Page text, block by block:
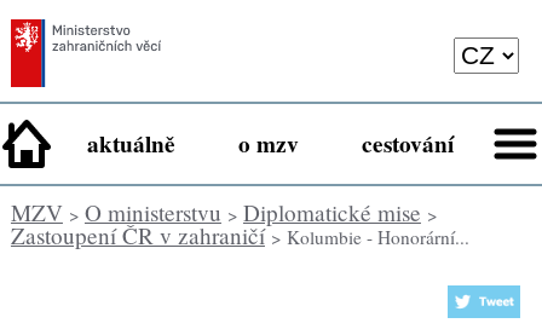
aktuálně o mzv cestování
MZV> O ministerstvu > Diplomatické mise >
Zastoupení ČR v zahraničí> Kolumbie - Honorární...